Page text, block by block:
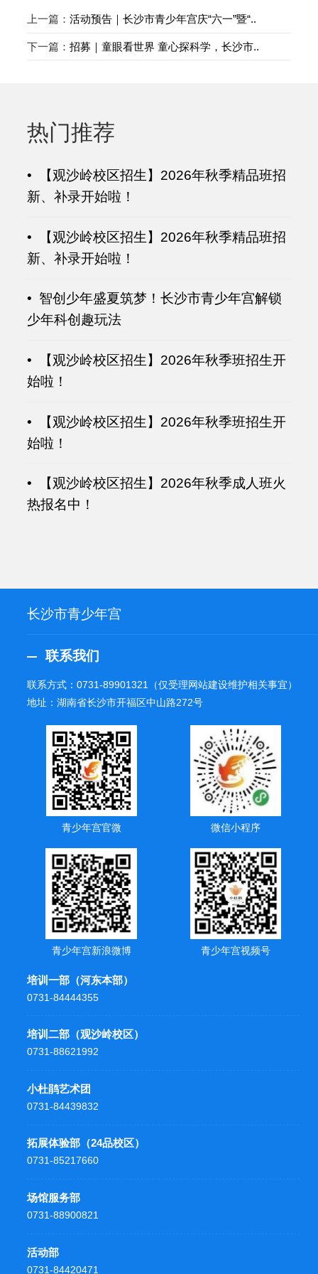
上一篇：活动预告｜长沙市青少年宫庆“六一”暨“..
下一篇：招募｜童眼看世界 童心探科学，长沙市..
热门推荐
• 【观沙岭校区招生】2026年秋季精品班招
新、补录开始啦！
• 【观沙岭校区招生】2026年秋季精品班招
新、补录开始啦！
• 智创少年盛夏筑梦！长沙市青少年宫解锁
少年科创趣玩法
• 【观沙岭校区招生】2026年秋季班招生开
始啦！
• 【观沙岭校区招生】2026年秋季班招生开
始啦！
• 【观沙岭校区招生】2026年秋季成人班火
热报名中！
长沙市青少年宫
联系我们
联系方式：0731-89901321
（仅受理网站建设维护相关事宜）
地址：湖南省长沙市开福区中山路272号
青少年宫官微 微信小程序
青少年宫新浪微博 青少年宫视频号
培训一部（河东本部）
0731-84444355
培训二部（观沙岭校区）
0731-88621992
小杜鹃艺术团
0731-84439832
拓展体验部（24品校区）
0731-85217660
场馆服务部
0731-88900821
活动部
0731-84420471